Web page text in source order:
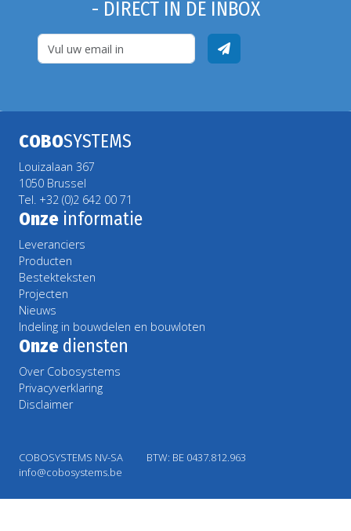
- DIRECT IN DE INBOX
COBOSYSTEMS
Louizalaan 367
1050 Brussel
Tel. +32 (0)2 642 00 71
Onze informatie
Leveranciers
Producten
Bestekteksten
Projecten
Nieuws
Indeling in bouwdelen en bouwloten
Onze diensten
Over Cobosystems
Privacyverklaring
Disclaimer
COBOSYSTEMS NV-SA
BTW: BE 0437.812.963
info@cobosystems.be